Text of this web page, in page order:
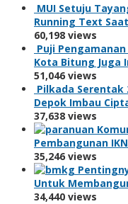
MUI Setuju
Running Text
60,198 views
Puji
Kota Bitung Juga
51,046 views
Pilkada Serentak
Depok Imbau
37,638 views
Pembangunan
35,246 views
Untuk
34,440 views